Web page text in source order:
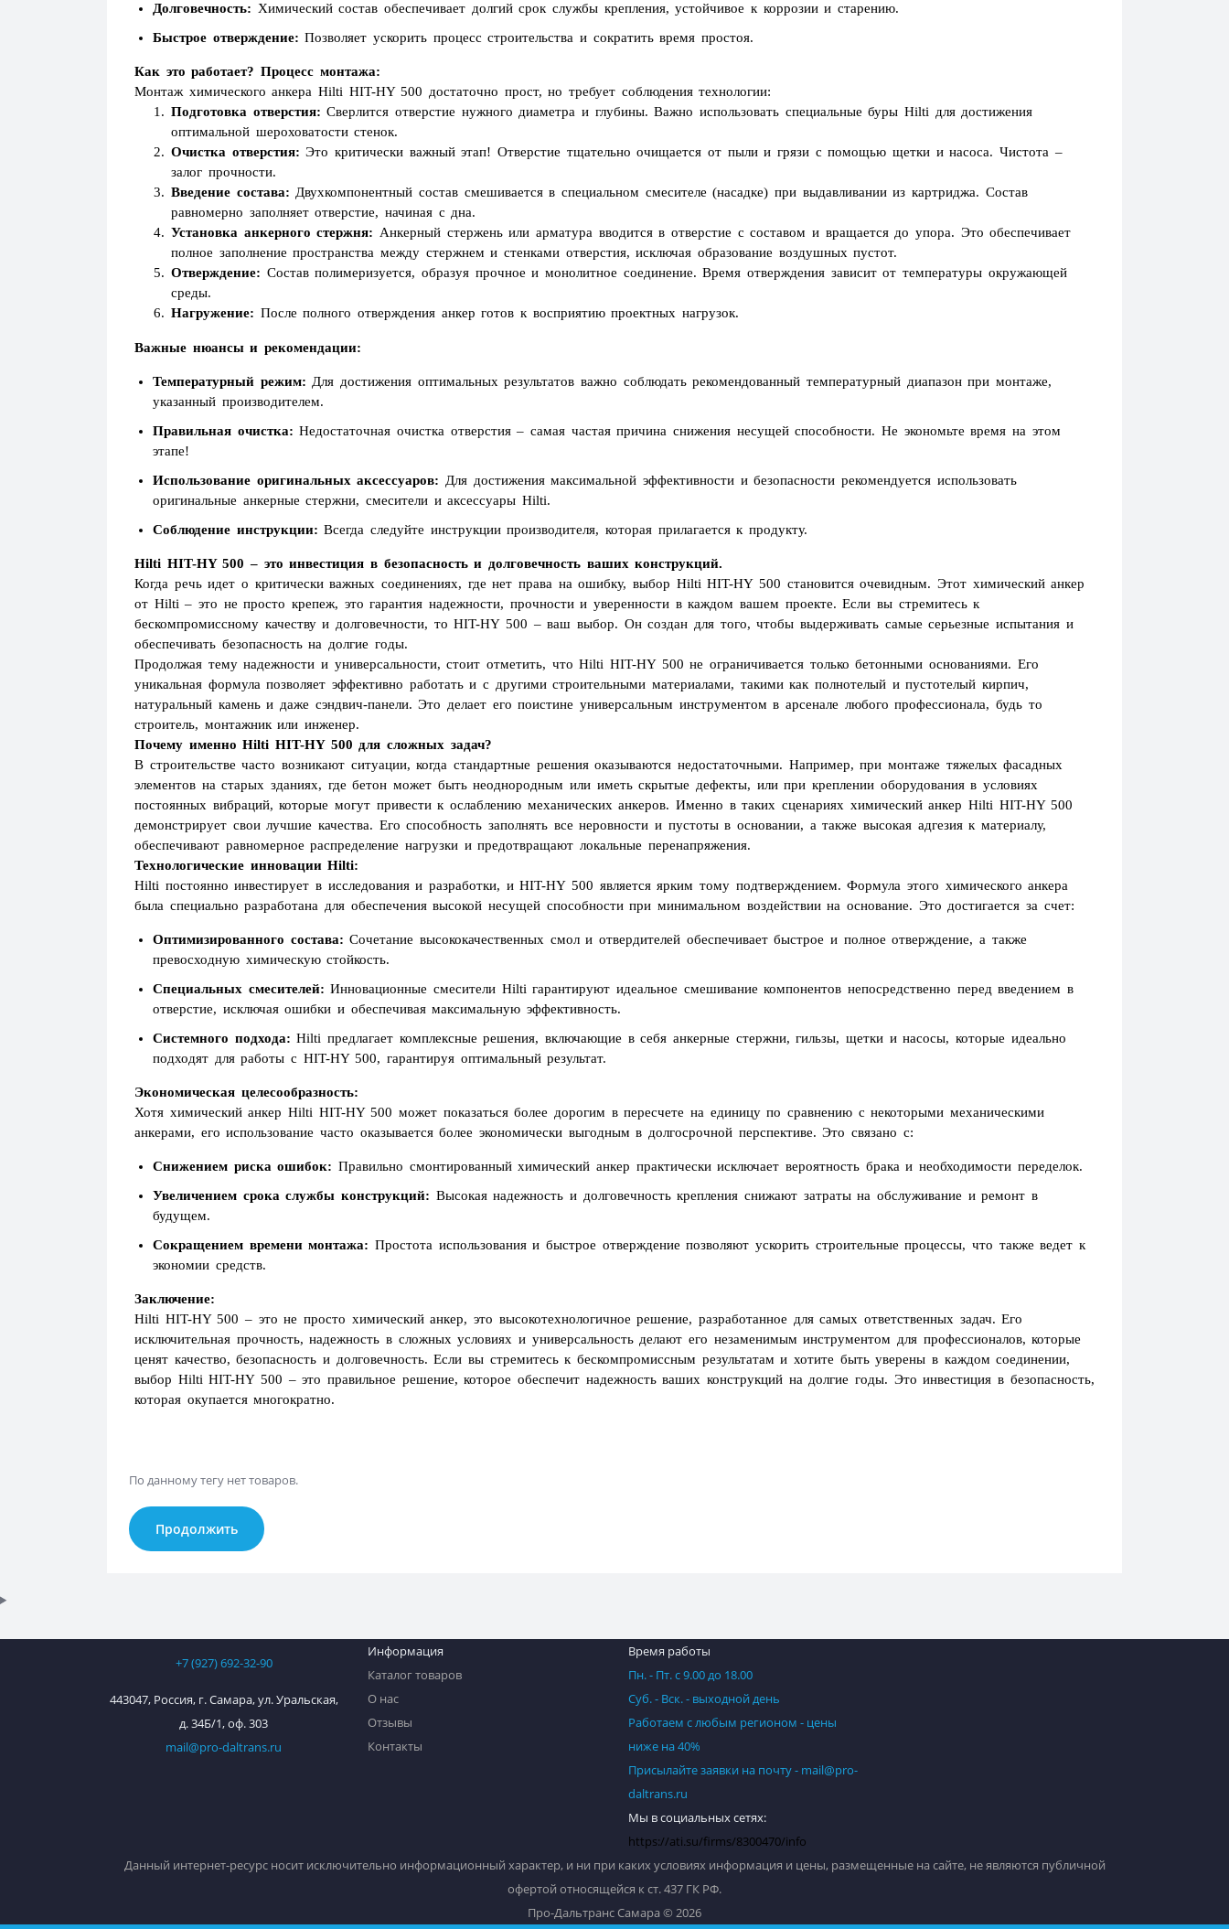
Долговечность: Химический состав обеспечивает долгий срок службы крепления, устойчивое к коррозии и старению.
Быстрое отверждение: Позволяет ускорить процесс строительства и сократить время простоя.
Как это работает? Процесс монтажа:
Монтаж химического анкера Hilti HIT-HY 500 достаточно прост, но требует соблюдения технологии:
Подготовка отверстия: Сверлится отверстие нужного диаметра и глубины. Важно использовать специальные буры Hilti для достижения
оптимальной шероховатости стенок.
Очистка отверстия: Это критически важный этап! Отверстие тщательно очищается от пыли и грязи с помощью щетки и насоса. Чистота –
залог прочности.
Введение состава: Двухкомпонентный состав смешивается в специальном смесителе (насадке) при выдавливании из картриджа. Состав
равномерно заполняет отверстие, начиная с дна.
Установка анкерного стержня: Анкерный стержень или арматура вводится в отверстие с составом и вращается до упора. Это обеспечивает
полное заполнение пространства между стержнем и стенками отверстия, исключая образование воздушных пустот.
Отверждение: Состав полимеризуется, образуя прочное и монолитное соединение. Время отверждения зависит от температуры окружающей
среды.
Нагружение: После полного отверждения анкер готов к восприятию проектных нагрузок.
Важные нюансы и рекомендации:
Температурный режим: Для достижения оптимальных результатов важно соблюдать рекомендованный температурный диапазон при монтаже,
указанный производителем.
Правильная очистка: Недостаточная очистка отверстия – самая частая причина снижения несущей способности. Не экономьте время на этом
этапе!
Использование оригинальных аксессуаров: Для достижения максимальной эффективности и безопасности рекомендуется использовать
оригинальные анкерные стержни, смесители и аксессуары Hilti.
Соблюдение инструкции: Всегда следуйте инструкции производителя, которая прилагается к продукту.
Hilti HIT-HY 500 – это инвестиция в безопасность и долговечность ваших конструкций.
Когда речь идет о критически важных соединениях, где нет права на ошибку, выбор Hilti HIT-HY 500 становится очевидным. Этот химический анкер
от Hilti – это не просто крепеж, это гарантия надежности, прочности и уверенности в каждом вашем проекте. Если вы стремитесь к
бескомпромиссному качеству и долговечности, то HIT-HY 500 – ваш выбор. Он создан для того, чтобы выдерживать самые серьезные испытания и
обеспечивать безопасность на долгие годы.
Продолжая тему надежности и универсальности, стоит отметить, что Hilti HIT-HY 500 не ограничивается только бетонными основаниями. Его
уникальная формула позволяет эффективно работать и с другими строительными материалами, такими как полнотелый и пустотелый кирпич,
натуральный камень и даже сэндвич-панели. Это делает его поистине универсальным инструментом в арсенале любого профессионала, будь то
строитель, монтажник или инженер.
Почему именно Hilti HIT-HY 500 для сложных задач?
В строительстве часто возникают ситуации, когда стандартные решения оказываются недостаточными. Например, при монтаже тяжелых фасадных
элементов на старых зданиях, где бетон может быть неоднородным или иметь скрытые дефекты, или при креплении оборудования в условиях
постоянных вибраций, которые могут привести к ослаблению механических анкеров. Именно в таких сценариях химический анкер Hilti HIT-HY 500
демонстрирует свои лучшие качества. Его способность заполнять все неровности и пустоты в основании, а также высокая адгезия к материалу,
обеспечивают равномерное распределение нагрузки и предотвращают локальные перенапряжения.
Технологические инновации Hilti:
Hilti постоянно инвестирует в исследования и разработки, и HIT-HY 500 является ярким тому подтверждением. Формула этого химического анкера
была специально разработана для обеспечения высокой несущей способности при минимальном воздействии на основание. Это достигается за счет:
Оптимизированного состава: Сочетание высококачественных смол и отвердителей обеспечивает быстрое и полное отверждение, а также
превосходную химическую стойкость.
Специальных смесителей: Инновационные смесители Hilti гарантируют идеальное смешивание компонентов непосредственно перед введением в
отверстие, исключая ошибки и обеспечивая максимальную эффективность.
Системного подхода: Hilti предлагает комплексные решения, включающие в себя анкерные стержни, гильзы, щетки и насосы, которые идеально
подходят для работы с HIT-HY 500, гарантируя оптимальный результат.
Экономическая целесообразность:
Хотя химический анкер Hilti HIT-HY 500 может показаться более дорогим в пересчете на единицу по сравнению с некоторыми механическими
анкерами, его использование часто оказывается более экономически выгодным в долгосрочной перспективе. Это связано с:
Снижением риска ошибок: Правильно смонтированный химический анкер практически исключает вероятность брака и необходимости переделок.
Увеличением срока службы конструкций: Высокая надежность и долговечность крепления снижают затраты на обслуживание и ремонт в
будущем.
Сокращением времени монтажа: Простота использования и быстрое отверждение позволяют ускорить строительные процессы, что также ведет к
экономии средств.
Заключение:
Hilti HIT-HY 500 – это не просто химический анкер, это высокотехнологичное решение, разработанное для самых ответственных задач. Его
исключительная прочность, надежность в сложных условиях и универсальность делают его незаменимым инструментом для профессионалов, которые
ценят качество, безопасность и долговечность. Если вы стремитесь к бескомпромиссным результатам и хотите быть уверены в каждом соединении,
выбор Hilti HIT-HY 500 – это правильное решение, которое обеспечит надежность ваших конструкций на долгие годы. Это инвестиция в безопасность,
которая окупается многократно.
По данному тегу нет товаров.
Продолжить
+7 (927) 692-32-90
443047, Россия, г. Самара, ул. Уральская,
д. 34Б/1, оф. 303
mail@pro-daltrans.ru
Информация
Каталог товаров
О нас
Отзывы
Контакты
Время работы
Пн. - Пт. с 9.00 до 18.00
Суб. - Вск. - выходной день
Работаем с любым регионом - цены
ниже на 40%
Присылайте заявки на почту - mail@pro-
daltrans.ru
Мы в социальных сетях:
https://ati.su/firms/8300470/info
Данный интернет-ресурс носит исключительно информационный характер, и ни при каких условиях информация и цены, размещенные на сайте, не являются публичной
офертой относящейся к ст. 437 ГК РФ.
Про-Дальтранс Самара © 2026